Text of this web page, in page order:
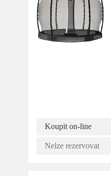
Koupit on-line
Nelze rezervovat